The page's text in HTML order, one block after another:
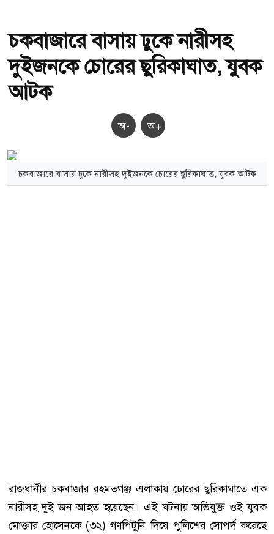
চকবাজারে বাসায় ঢুকে নারীসহ
দুইজনকে চোরের ছুরিকাঘাত, যুবক
আটক
অ- অ+
চকবাজারে বাসায় ঢুকে নারীসহ দুইজনকে চোরের ছুরিকাঘাত, যুবক আটক
রাজধানীর চকবাজার রহমতগঞ্জ এলাকায় চোরের ছুরিকাঘাতে এক
নারীসহ দুই জন আহত হয়েছেন। এই ঘটনায় অভিযুক্ত ওই যুবক
মোক্তার হোসেনকে (৩২) গণপিটুনি দিয়ে পুলিশের সোপর্দ করেছে